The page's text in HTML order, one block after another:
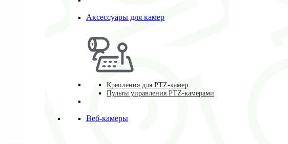
Аксессуары для камер
Крепления для PTZ-камер
Пульты управления PTZ-камерами
Веб-камеры